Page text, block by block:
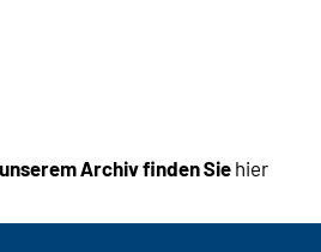
Archiv finden Sie hier